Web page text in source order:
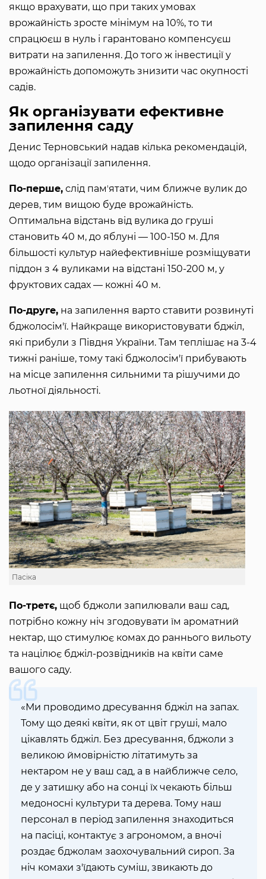
якщо врахувати, що при таких умовах
врожайність зросте мінімум на 10%, то ти
спрацюєш в нуль і гарантовано компенсуєш
витрати на запилення. До того ж інвестиції у
врожайність допоможуть знизити час окупності
садів.
Як організувати ефективне
запилення саду
Денис Терновський надав кілька рекомендацій,
щодо організації запилення.
По-перше, слід памʼятати, чим ближче вулик до
дерев, тим вищою буде врожайність.
Оптимальна відстань від вулика до груші
становить 40 м, до яблуні — 100-150 м. Для
більшості культур найефективніше розміщувати
піддон з 4 вуликами на відстані 150-200 м, у
фруктових садах — кожні 40 м.
По-друге, на запилення варто ставити розвинуті
бджолосім'ї. Найкраще використовувати бджіл,
які прибули з Півдня України. Там теплішає на 3-4
тижні раніше, тому такі бджолосім'ї прибувають
на місце запилення сильними та рішучими до
льотної діяльності.
Пасіка
По-третє, щоб бджоли запилювали ваш сад,
потрібно кожну ніч згодовувати їм ароматний
нектар, що стимулює комах до раннього вильоту
та націлює бджіл-розвідників на квіти саме
вашого саду.
«Ми проводимо дресування бджіл на запах.
Тому що деякі квіти, як от цвіт груші, мало
цікавлять бджіл. Без дресування, бджоли з
великою ймовірністю літатимуть за
нектаром не у ваш сад, а в найближче село,
де у затишку або на сонці їх чекають більш
медоносні культури та дерева. Тому наш
персонал в період запилення знаходиться
на пасіці, контактує з агрономом, а вночі
роздає бджолам заохочувальний сироп. За
ніч комахи з'їдають суміш, звикають до